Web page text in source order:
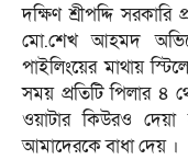
দক্ষিণ শ্রীপদ্দি সরকারি
মো.শেখ আহমদ
পাইলিংয়ের মাথায়
সময় প্রতিটি পিলার ৪
ওয়াটার কিউরও
আমাদেরকে বাধা দেয় ।